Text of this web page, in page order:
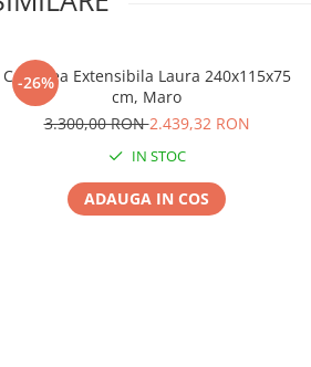
-26%
Canapea Extensibila Laura 240x115x75
cm, Maro
3.300,00 RON2.439,32 RON
IN STOC
ADAUGA IN COS